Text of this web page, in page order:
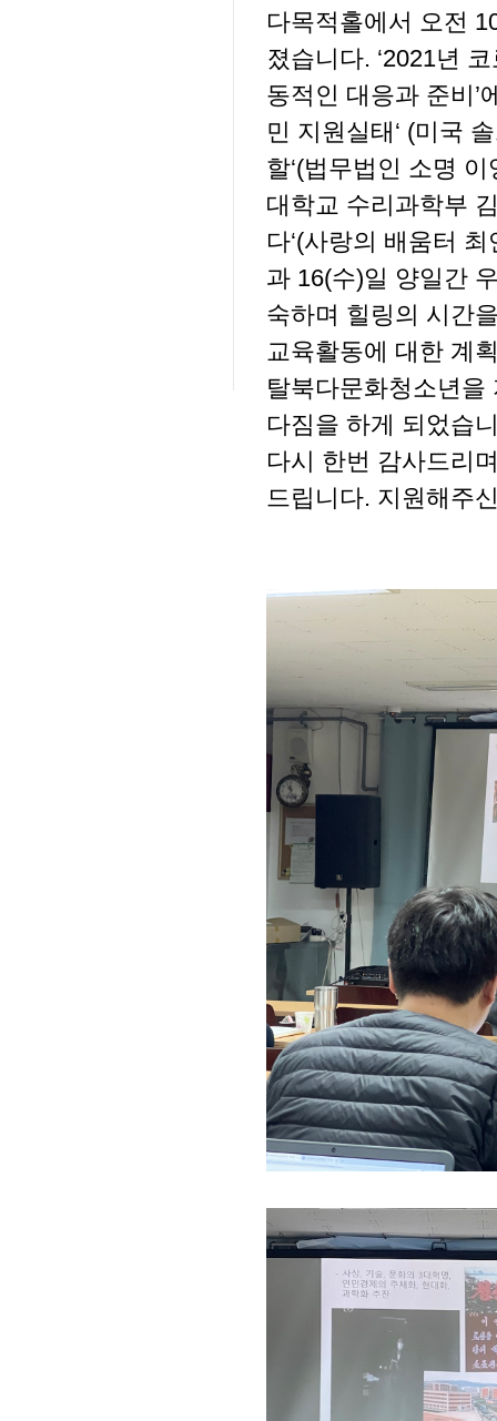
다목적홀에서 오전
졌습니다. ‘2021년
동적인 대응과 준비’
민 지원실태‘ (미국
할‘(법무법인 소명
대학교 수리과학부
다‘(사랑의 배움터
과 16(수)일 양일간
숙하며 힐링의 시간
교육활동에 대한 계
탈북다문화청소년
다짐을 하게 되었습
다시 한번 감사드리
드립니다. 지원해주